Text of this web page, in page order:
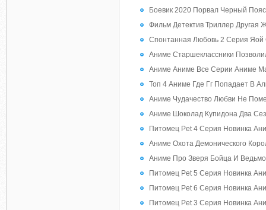
Боевик 2020 Порвал Черный
Фильм Детектив Триллер
Спонтанная Любовь 2 Серия Яой
Аниме Старшеклассники
Аниме Аниме Все Серии Аниме
Топ 4 Аниме Где Гг Попадает В
Аниме Чудачество Любви Не
Аниме Шоколад Купидона Два
Питомец Pet 4 Серия Новинка
Аниме Охота Демонического
Аниме Про Зверя Бойца И
Питомец Pet 5 Серия Новинка
Питомец Pet 6 Серия Новинка
Питомец Pet 3 Серия Новинка